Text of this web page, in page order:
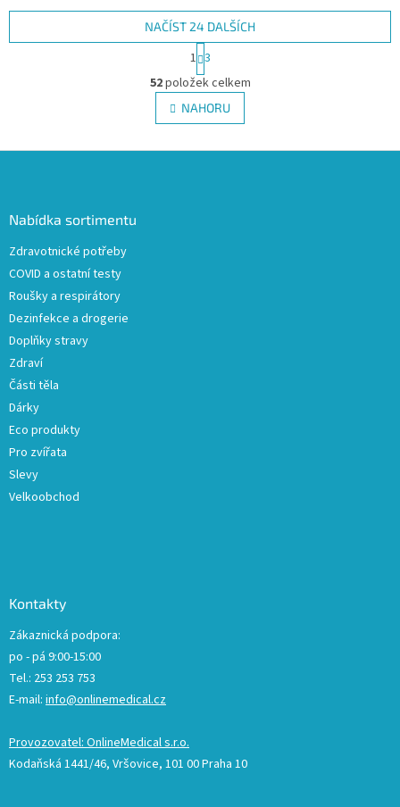
O
v
l
á
NAČÍST 24 DALŠÍCH
S
t
r
á
n
k
v
1 3
52položek celkem
NAHORU
Nabídka sortimentu
Zdravotnické potřeby
COVID a ostatní testy
Roušky a respirátory
Dezinfekce a drogerie
Doplňky stravy
Zdraví
Části těla
Dárky
Eco produkty
Pro zvířata
Slevy
Velkoobchod
Kontakty
Zákaznická podpora:
po - pá 9:00-15:00
Tel.: 253 253 753
E-mail: info@onlinemedical.cz
Provozovatel: OnlineMedical s.r.o.
Kodaňská 1441/46, Vršovice, 101 00 Praha 10